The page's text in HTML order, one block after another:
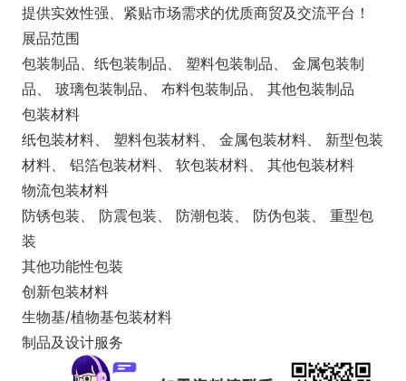
提供实效性强、紧贴市场需求的优质商贸及交流平台！
展品范围
包装制品、纸包装制品、 塑料包装制品、 金属包装制
品、 玻璃包装制品、 布料包装制品、 其他包装制品
包装材料
纸包装材料、 塑料包装材料、 金属包装材料、 新型包装
材料、 铝箔包装材料、 软包装材料、 其他包装材料
物流包装材料
防锈包装、 防震包装、 防潮包装、 防伪包装、 重型包
装
其他功能性包装
创新包装材料
生物基/植物基包装材料
制品及设计服务